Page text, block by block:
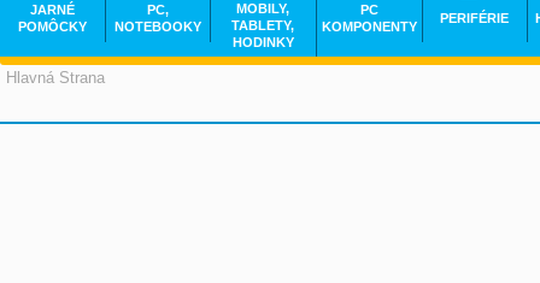
Hlavná Strana
JARNÉ
POMÔCKY
PC,
NOTEBOOKY
MOBILY,
TABLETY,
HODINKY
PC
KOMPONENTY
PERIFÉRIE